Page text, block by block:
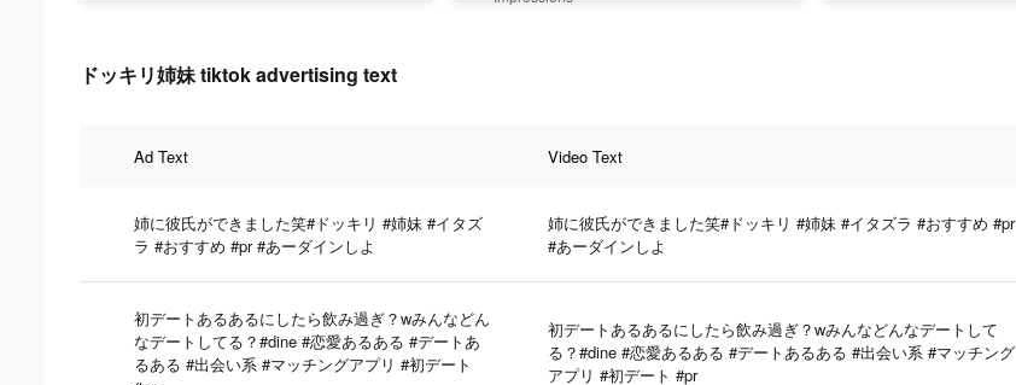
ドッキリ姉妹 tiktok advertising text
Ad Text Video Text
姉に彼氏ができました笑#ドッキリ #姉妹 #イタズ
ラ #おすすめ #pr #あーダインしよ
姉に彼氏ができました笑#ドッキリ #姉妹 #イタズラ #おすすめ #pr
#あーダインしよ
初デートあるあるにしたら飲み過ぎ？wみんなどん
なデートしてる？#dine #恋愛あるある #デートあ
るある #出会い系 #マッチングアプリ #初デート
初デートあるあるにしたら飲み過ぎ？wみんなどんなデートして
る？#dine #恋愛あるある #デートあるある #出会い系 #マッチング
アプリ #初デート #pr